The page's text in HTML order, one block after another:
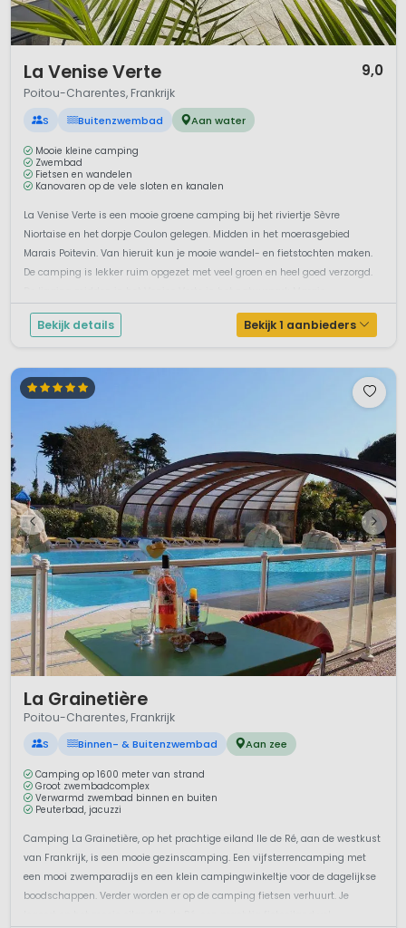
La Venise Verte 9,0
Poitou-Charentes, Frankrijk
S Buitenzwembad Aan water
Mooie kleine camping
Zwembad
Fietsen en wandelen
Kanovaren op de vele sloten en kanalen
La Venise Verte is een mooie groene camping bij het riviertje Sèvre
Niortaise en het dorpje Coulon gelegen. Midden in het moerasgebied
Marais Poitevin. Van hieruit kun je mooie wandel- en fietstochten maken.
De camping is lekker ruim opgezet met veel groen en heel goed verzorgd.
Bekijk details Bekijk 1 aanbieders
La Grainetière
Poitou-Charentes, Frankrijk
S Binnen- & Buitenzwembad Aan zee
Camping op 1600 meter van strand
Groot zwembadcomplex
Verwarmd zwembad binnen en buiten
Peuterbad, jacuzzi
Camping La Grainetière, op het prachtige eiland Ile de Ré, aan de westkust
van Frankrijk, is een mooie gezinscamping. Een vijfsterrencamping met
een mooi zwemparadijs en een klein campingwinkeltje voor de dagelijkse
boodschappen. Verder worden er op de camping fietsen verhuurt. Je